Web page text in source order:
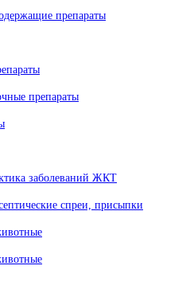
препараты
препараты
заболеваний ЖКТ
спреи, присыпки